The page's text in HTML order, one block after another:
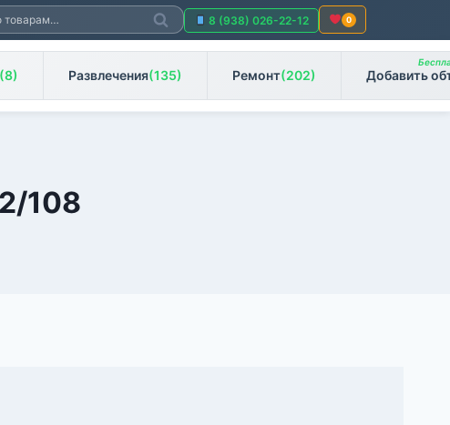
Поиск
8 (938) 026-22-12 0
Развлечения(135) Ремонт(202) Добавить
108